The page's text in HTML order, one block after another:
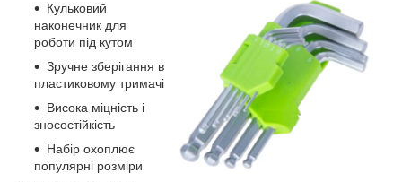
Кульковий
наконечник для
роботи під кутом
Зручне зберігання в
пластиковому тримачі
Висока міцність і
зносостійкість
Набір охоплює
популярні розміри